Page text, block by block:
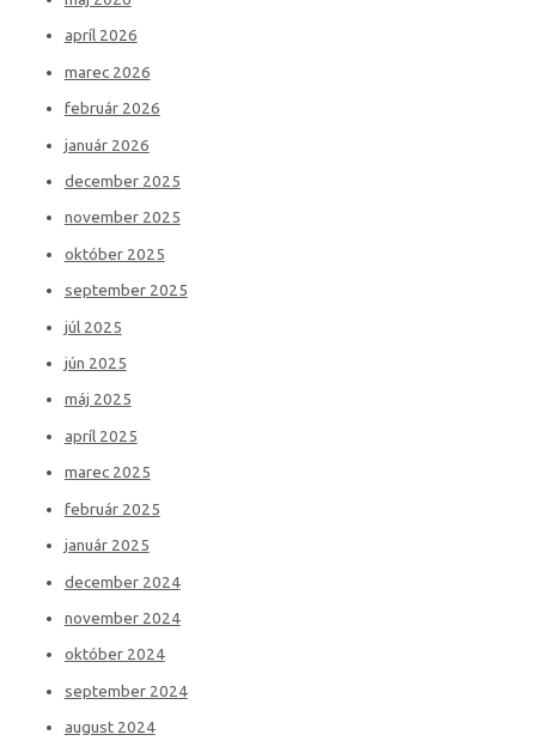
apríl 2026
marec 2026
február 2026
január 2026
december 2025
november 2025
október 2025
september 2025
júl 2025
jún 2025
máj 2025
apríl 2025
marec 2025
február 2025
január 2025
december 2024
november 2024
október 2024
september 2024
august 2024